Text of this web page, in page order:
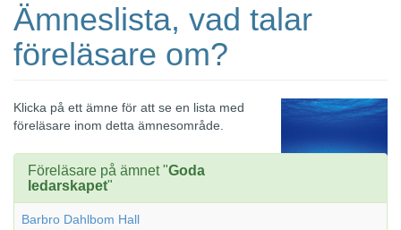
Ämneslista, vad talar
föreläsare om?
Klicka på ett ämne för att se en lista med
föreläsare inom detta ämnesområde.
Föreläsare på ämnet "Goda
ledarskapet"
Barbro Dahlbom Hall